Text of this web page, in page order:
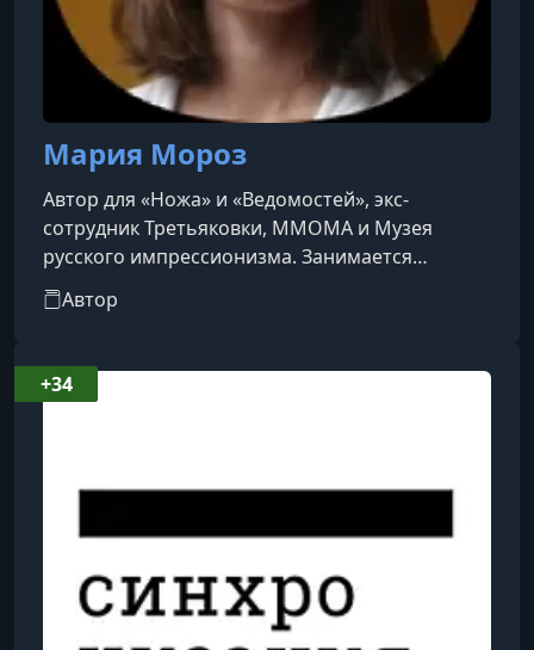
Мария Мороз
Автор для «Ножа» и «Ведомостей», экс-
сотрудник Третьяковки, ММОМА и Музея
русского импрессионизма. Занимается
лекционными программами и аудиогидами по
искусству.
Автор
+34